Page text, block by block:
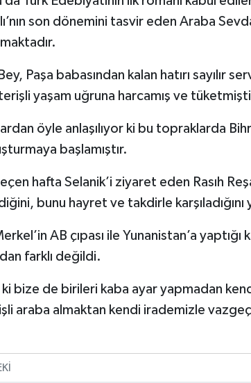
son dönemini tasvir eden Araba
Paşa babasından kalan hatırı sayılır
yaşam uğruna harcamış ve
öyle anlaşılıyor ki bu topraklarda
başlamıştır.
hafta Selanik’i ziyaret eden Rasıh
bunu hayret ve takdirle karşıladığını
AB çıpası ile Yunanistan’a
farklı değildi.
ki bize de birileri kaba ayar yapmadan
araba almaktan kendi irademizle